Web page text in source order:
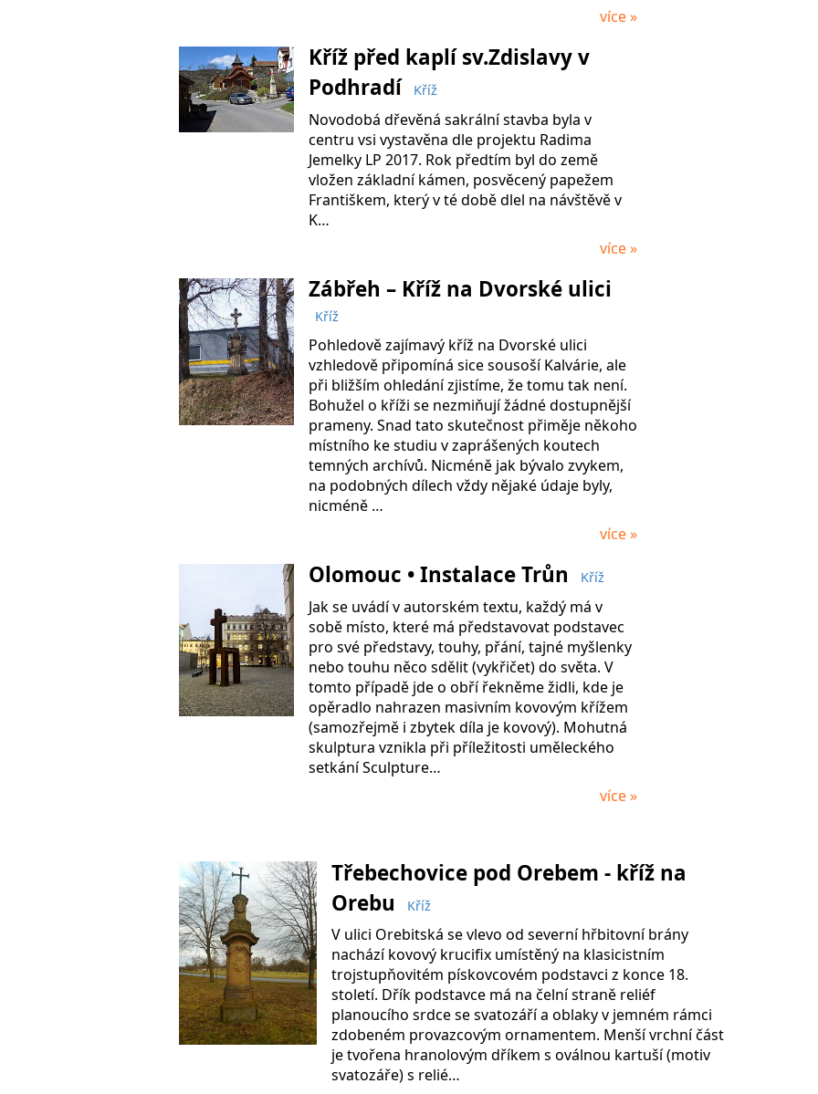
více »
Kříž před kaplí sv.Zdislavy v
Podhradí
Kříž
Novodobá dřevěná sakrální stavba byla v
centru vsi vystavěna dle projektu Radima
Jemelky LP 2017. Rok předtím byl do země
vložen základní kámen, posvěcený papežem
Františkem, který v té době dlel na návštěvě v
K…
více »
Zábřeh – Kříž na Dvorské ulici
Kříž
Pohledově zajímavý kříž na Dvorské ulici
vzhledově připomíná sice sousoší Kalvárie, ale
při bližším ohledání zjistíme, že tomu tak není.
Bohužel o kříži se nezmiňují žádné dostupnější
prameny. Snad tato skutečnost přiměje někoho
místního ke studiu v zaprášených koutech
temných archívů. Nicméně jak bývalo zvykem,
na podobných dílech vždy nějaké údaje byly,
nicméně …
více »
Olomouc • Instalace Trůn Kříž
Jak se uvádí v autorském textu, každý má v
sobě místo, které má představovat podstavec
pro své představy, touhy, přání, tajné myšlenky
nebo touhu něco sdělit (vykřičet) do světa. V
tomto případě jde o obří řekněme židli, kde je
opěradlo nahrazen masivním kovovým křížem
(samozřejmě i zbytek díla je kovový). Mohutná
skulptura vznikla při příležitosti uměleckého
setkání Sculpture…
více »
Třebechovice pod Orebem - kříž na
Orebu
Kříž
V ulici Orebitská se vlevo od severní hřbitovní brány
nachází kovový krucifix umístěný na klasicistním
trojstupňovitém pískovcovém podstavci z konce 18.
století. Dřík podstavce má na čelní straně reliéf
planoucího srdce se svatozáří a oblaky v jemném rámci
zdobeném provazcovým ornamentem. Menší vrchní část
je tvořena hranolovým dříkem s oválnou kartuší (motiv
svatozáře) s relié…